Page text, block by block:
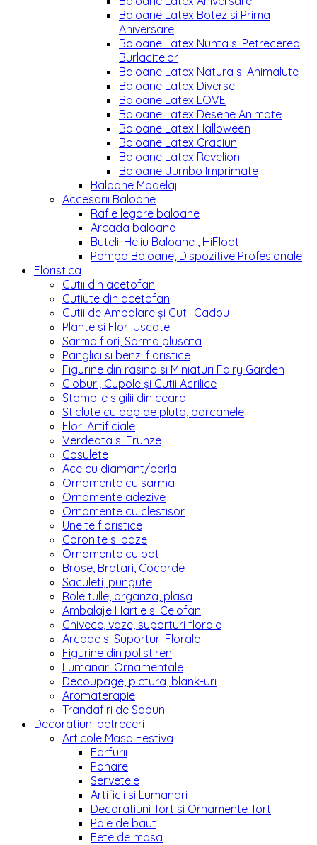
Baloane Latex Botez si Prima
Aniversare
Baloane Latex Nunta si Petrecerea
Burlacitelor
Baloane Latex Natura si Animalute
Baloane Latex Diverse
Baloane Latex LOVE
Baloane Latex Desene Animate
Baloane Latex Halloween
Baloane Latex Craciun
Baloane Latex Revelion
Baloane Jumbo Imprimate
Baloane Modelaj
Accesorii Baloane
Rafie legare baloane
Arcada baloane
Butelii Heliu Baloane , HiFloat
Pompa Baloane, Dispozitive Profesionale
Floristica
Cutii din acetofan
Cutiute din acetofan
Cutii de Ambalare și Cutii Cadou
Plante si Flori Uscate
Sarma flori, Sarma plusata
Panglici si benzi floristice
Figurine din rasina si Miniaturi Fairy Garden
Globuri, Cupole și Cutii Acrilice
Stampile sigilii din ceara
Sticlute cu dop de pluta, borcanele
Flori Artificiale
Verdeata si Frunze
Cosulete
Ace cu diamant/perla
Ornamente cu sarma
Ornamente adezive
Ornamente cu clestisor
Unelte floristice
Coronite si baze
Ornamente cu bat
Brose, Bratari, Cocarde
Saculeti, pungute
Role tulle, organza, plasa
Ambalaje Hartie si Celofan
Ghivece, vaze, suporturi florale
Arcade si Suporturi Florale
Figurine din polistiren
Lumanari Ornamentale
Decoupage, pictura, blank-uri
Aromaterapie
Trandafiri de Sapun
Decoratiuni petreceri
Articole Masa Festiva
Farfurii
Pahare
Servetele
Artificii si Lumanari
Decoratiuni Tort si Ornamente Tort
Paie de baut
Fete de masa